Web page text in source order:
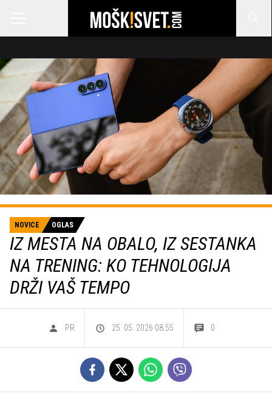
NOVICE OGLAS
IZ MESTA NA OBALO, IZ SESTANKA
NA TRENING: KO TEHNOLOGIJA
DRŽI VAŠ TEMPO
PR 25. 05. 2026 08.55 0